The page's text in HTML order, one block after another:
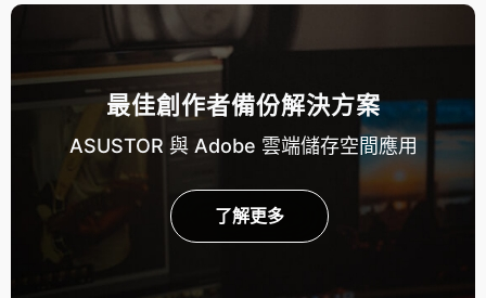
最佳創作者備份解決方案
ASUSTOR 與 Adobe 雲端儲存空間應用
了解更多